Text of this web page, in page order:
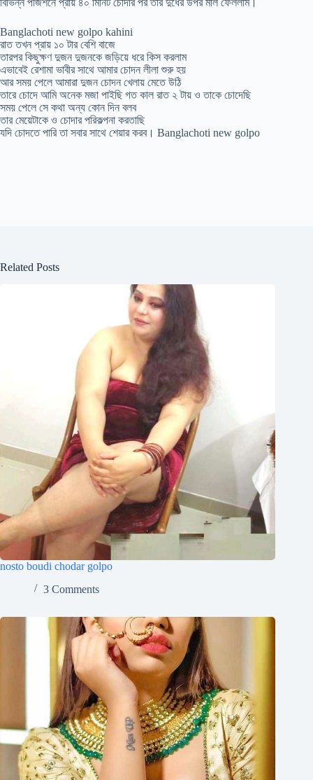
বিভিন্ন পজিশনে প্রায় ৪০ মিনিট চোদার পর তার দুধের উপর মাল ফেললাম।
Banglachoti new golpo kahini
রাত তখন প্রায় ১০ টার বেশি বাজে
তারপর কিছুক্ষণ দুজন দুজনকে জড়িয়ে ধরে কিস করলাম
এভাবেই রেশামা ভাবীর সাথে আমার চোদন লীলা শুরু হয়
আর সময় পেলে আমারা দুজন চোদন খেলায় মেতে উঠি
তারে চোদে আমি অনেক মজা পাইছি গত কাল রাত ২ টায় ও তাকে চোদেছি
সময় পেলে সে কথা অন্য কোন দিন বলব
তার মেয়েটাকে ও চোদার পরিকল্পনা করতাছি
যদি চোদতে পারি তা সবার সাথে শেয়ার করব। Banglachoti new golpo
Related Posts
nosto boudi chodar golpo
3 Comments